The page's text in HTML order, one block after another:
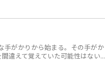
がかりから始まる。その手が
違えて覚えていた可能性はない...